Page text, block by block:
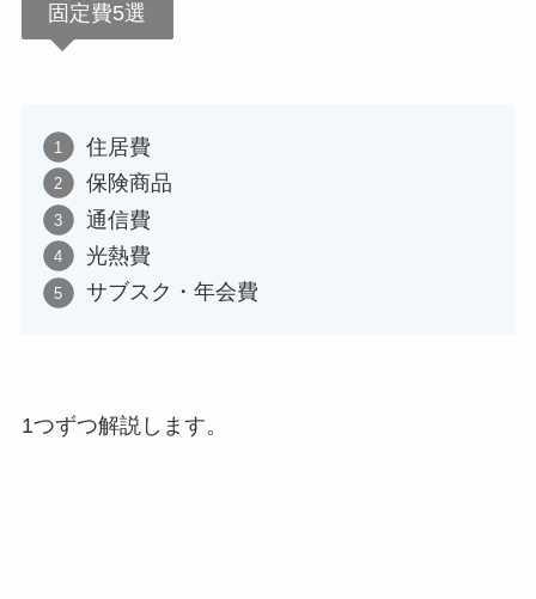
固定費5選
住居費
保険商品
通信費
光熱費
サブスク・年会費
1つずつ解説します。